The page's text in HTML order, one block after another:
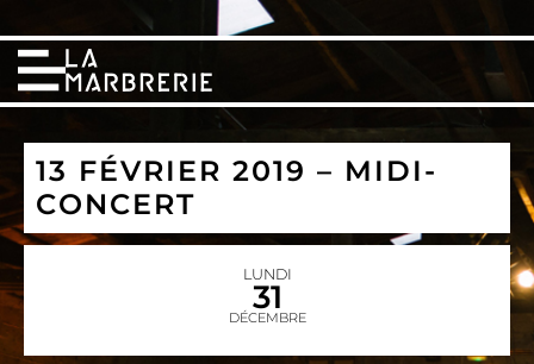
13 FÉVRIER 2019 – MIDI-
CONCERT
LUNDI
31
DÉCEMBRE